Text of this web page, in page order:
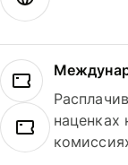
наценках